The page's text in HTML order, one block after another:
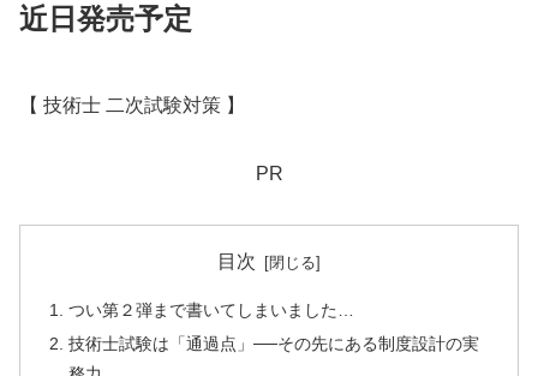
近日発売予定
【 技術士 二次試験対策 】
PR
目次
つい第２弾まで書いてしまいました…
技術士試験は「通過点」──その先にある制度設計の実